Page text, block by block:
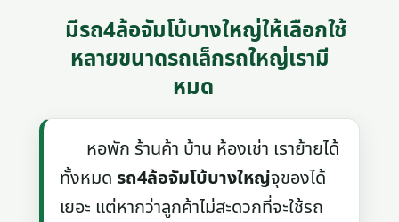
มีรถ4ล้อจัมโบ้บางใหญ่ให้เลือกใช้
หลายขนาดรถเล็กรถใหญ่เรามี
หมด
หอพัก ร้านค้า บ้าน ห้องเช่า เราย้ายได้
ทั้งหมดรถ4ล้อจัมโบ้บางใหญ่จุของได้
เยอะ แต่หากว่าลูกค้าไม่สะดวกที่จะใช้รถ